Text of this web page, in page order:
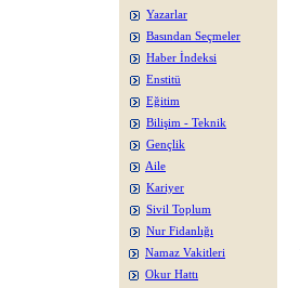
Yazarlar
Basından Seçmeler
Haber İndeksi
Enstitü
Eğitim
Bilişim - Teknik
Gençlik
Aile
Kariyer
Sivil Toplum
Nur Fidanlığı
Namaz Vakitleri
Okur Hattı